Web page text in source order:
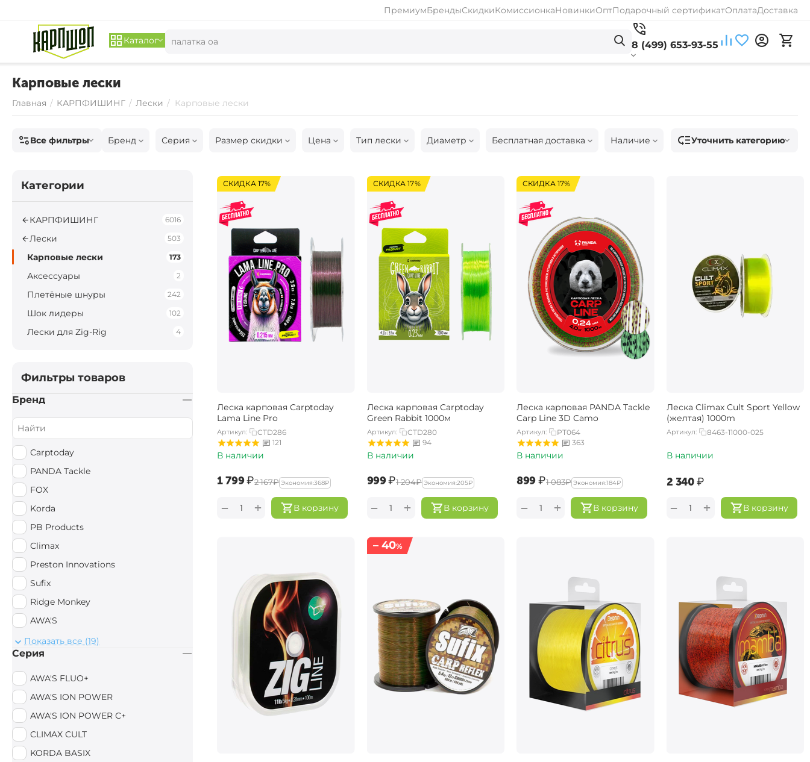
ПремиумБрендыСкидкиКомиссионкаНовинкиОптПодарочный сертификатОплатаДоставка
Каталог 8 (499) 653-93-55
Карповые лески
Главная / КАРПФИШИНГ / Лески / Карповые лески
Все фильтры Бренд Серия Размер скидки Цена Тип лески Диаметр Бесплатная доставка Наличие Уточнить категорию
СКИДКА 17%
Леска карповая Carptoday
Lama Line Pro
Артикул:
CTD286
121
В наличии
‍1 799‍₽‍2 167‍₽ Экономия:‍368‍₽
В корзину
+
−
СКИДКА 17%
Леска карповая Carptoday
Green Rabbit 1000м
Артикул:
CTD280
94
В наличии
‍999‍₽‍1 204‍₽ Экономия:‍205‍₽
В корзину
+
−
СКИДКА 17%
Леска карповая PANDA Tackle
Carp Line 3D Camo
Артикул:
PT064
363
В наличии
‍899‍₽‍1 083‍₽ Экономия:‍184‍₽
В корзину
+
−
Леска Climax Cult Sport Yellow
(желтая) 1000m
Артикул: 8463-11000-025
В наличии
‍2 340‍₽
В корзину
+
−
– 40%
Категории
КАРПФИШИНГ 6016
Лески 503
Карповые лески 173
Аксессуары 2
Плетёные шнуры 242
Шок лидеры 102
Лески для Zig-Rig 4
Фильтры товаров
Бренд
Carptoday
PANDA Tackle
FOX
Korda
PB Products
Climax
Preston Innovations
Sufix
Ridge Monkey
AWA'S
DELPHIN
Shimano
Drennan
Sonik
AVID CARP
Mivardi
Prologic
Показать все (19)
Серия
AWA'S FLUO+
AWA'S ION POWER
AWA'S ION POWER C+
CLIMAX CULT
KORDA BASIX